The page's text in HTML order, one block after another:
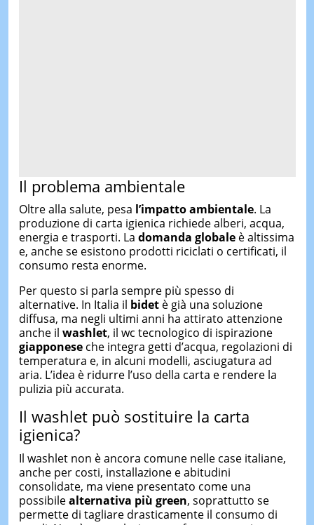
Il problema ambientale
Oltre alla salute, pesa l’impatto ambientale. La
produzione di carta igienica richiede alberi, acqua,
energia e trasporti. La domanda globaleè altissima
e, anche se esistono prodotti riciclati o certificati, il
consumo resta enorme.
Per questo si parla sempre più spesso di
alternative. In Italia il bidetè già una soluzione
diffusa, ma negli ultimi anni ha attirato attenzione
anche il washlet, il wc tecnologico di ispirazione
giapponeseche integra getti d’acqua, regolazioni di
temperatura e, in alcuni modelli, asciugatura ad
aria. L’idea è ridurre l’uso della carta e rendere la
pulizia più accurata.
Il washlet può sostituire la carta
igienica?
Il washlet non è ancora comune nelle case italiane,
anche per costi, installazione e abitudini
consolidate, ma viene presentato come una
possibilealternativa più green, soprattutto se
permette di tagliare drasticamente il consumo di